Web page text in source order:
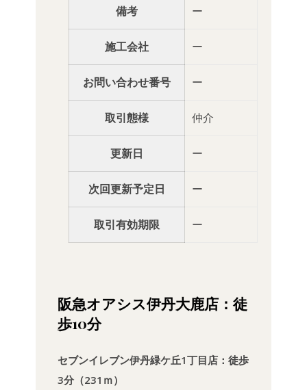
備考 ー
施工会社 ー
お問い合わせ番号 ー
取引態様 仲介
更新日 ー
次回更新予定日 ー
取引有効期限 ー
阪急オアシス伊丹大鹿店：徒
歩10分
セブンイレブン伊丹緑ケ丘1丁目店：徒歩
3分（231ｍ）